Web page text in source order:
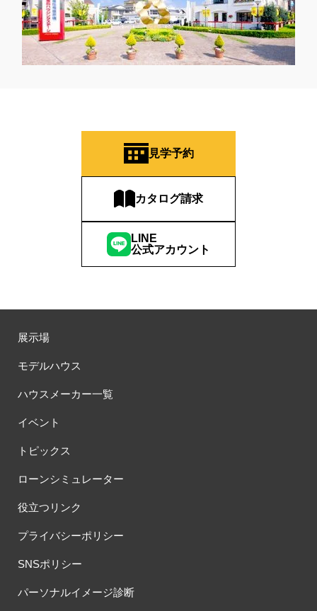
見学予約
カタログ請求
LINE
公式アカウント
展示場
モデルハウス
ハウスメーカー一覧
イベント
トピックス
ローンシミュレーター
役立つリンク
プライバシーポリシー
SNSポリシー
パーソナルイメージ診断